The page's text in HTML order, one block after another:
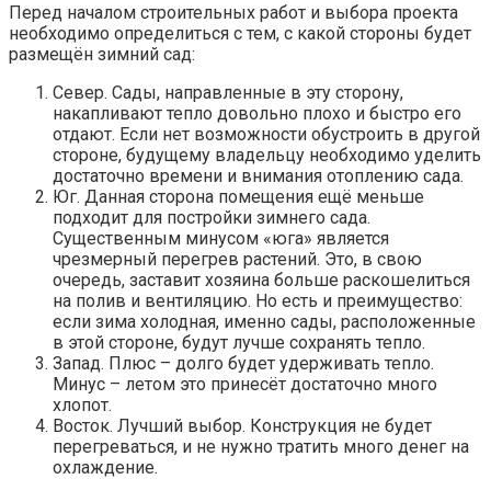
Перед началом строительных работ и выбора проекта
необходимо определиться с тем, с какой стороны будет
размещён зимний сад:
Север. Сады, направленные в эту сторону,
накапливают тепло довольно плохо и быстро его
отдают. Если нет возможности обустроить в другой
стороне, будущему владельцу необходимо уделить
достаточно времени и внимания отоплению сада.
Юг. Данная сторона помещения ещё меньше
подходит для постройки зимнего сада.
Существенным минусом «юга» является
чрезмерный перегрев растений. Это, в свою
очередь, заставит хозяина больше раскошелиться
на полив и вентиляцию. Но есть и преимущество:
если зима холодная, именно сады, расположенные
в этой стороне, будут лучше сохранять тепло.
Запад. Плюс – долго будет удерживать тепло.
Минус – летом это принесёт достаточно много
хлопот.
Восток. Лучший выбор. Конструкция не будет
перегреваться, и не нужно тратить много денег на
охлаждение.